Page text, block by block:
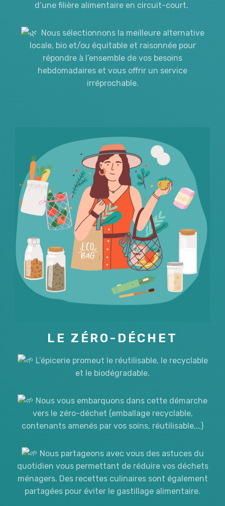
d’une filière alimentaire en circuit-court.
Nous sélectionnons la meilleure alternative
locale, bio et/ou équitable et raisonnée pour
répondre à l’ensemble de vos besoins
hebdomadaires et vous offrir un service
irréprochable.
LE ZÉRO-DÉCHET
L’épicerie promeut le réutilisable, le recyclable
et le biodégradable.
Nous vous embarquons dans cette démarche
vers le zéro-déchet (emballage recyclable,
contenants amenés par vos soins, réutilisable,…)
Nous partageons avec vous des astuces du
quotidien vous permettant de réduire vos déchets
ménagers. Des recettes culinaires sont également
partagées pour éviter le gastillage alimentaire.